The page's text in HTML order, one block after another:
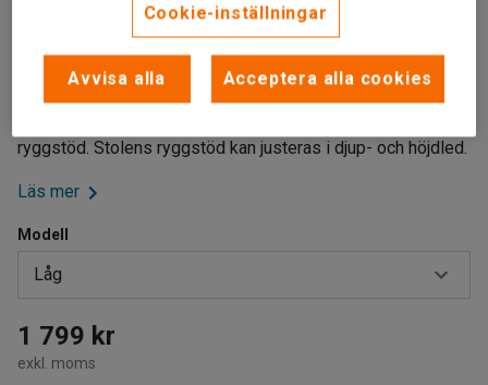
Stryktåligt material
För tuffa arbetsmiljöer
Anpassningsbar höjd och djup
ryggstöd. Stolens ryggstöd kan justeras i djup- och höjdled.
Läs mer
Modell
Låg
Hög
Låg
1 799 kr
exkl. moms
Cookie-inställningar
Avvisa alla Acceptera alla cookies